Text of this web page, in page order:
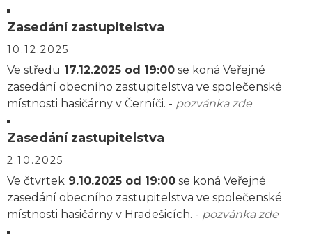
Zasedání zastupitelstva
10.12.2025
Ve středu 17.12.2025 od 19:00 se koná Veřejné
zasedání obecního zastupitelstva ve společenské
místnosti hasičárny v Černíči. - pozvánka zde
Zasedání zastupitelstva
2.10.2025
Ve čtvrtek 9.10.2025 od 19:00 se koná Veřejné
zasedání obecního zastupitelstva ve společenské
místnosti hasičárny v Hradešicích. - pozvánka zde